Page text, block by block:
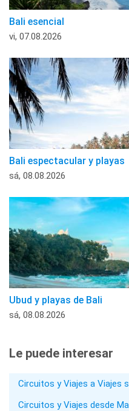
Bali esencial
vi, 07.08.2026
Bali espectacular y playas
sá, 08.08.2026
Ubud y playas de Bali
sá, 08.08.2026
Le puede interesar
Circuitos y Viajes a Viajes
Circuitos y Viajes desde